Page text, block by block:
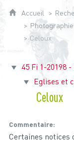
Accueil
Celoux
45 Fi 1-20198
Eglises et
Celoux
Commentaire
Certaines notices